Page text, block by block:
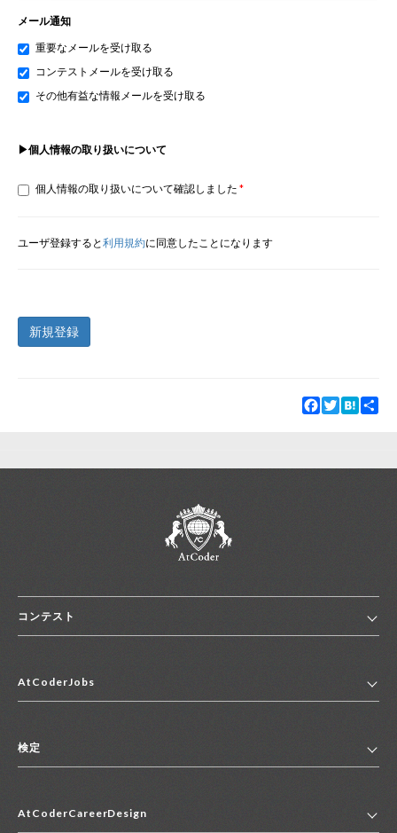
メール通知
重要なメールを受け取る
コンテストメールを受け取る
その他有益な情報メールを受け取る
▶個人情報の取り扱いについて
個人情報の取り扱いについて確認しました
ユーザ登録すると利用規約に同意したことになります
新規登録
Facebook
TwitterHatena
コンテスト
コンテスト一覧
便利リンク集
AtCoderJobs
2027年新卒採用求人一覧
中途採用求人一覧
検定
マイページ
AtCoderCareerDesign